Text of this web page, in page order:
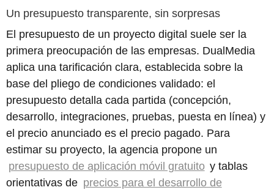
Un presupuesto transparente, sin sorpresas
El presupuesto de un proyecto digital suele ser la
primera preocupación de las empresas. DualMedia
aplica una tarificación clara, establecida sobre la
base del pliego de condiciones validado: el
presupuesto detalla cada partida (concepción,
desarrollo, integraciones, pruebas, puesta en línea) y
el precio anunciado es el precio pagado. Para
estimar su proyecto, la agencia propone un
presupuesto de aplicación móvil gratuito y tablas
orientativas de precios para el desarrollo de